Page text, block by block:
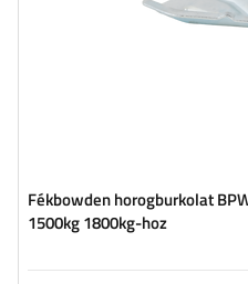
Fékbowden horogburkolat
1500kg 1800kg-hoz